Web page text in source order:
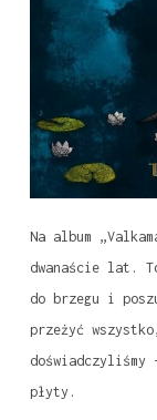
Na album
dwanaście lat.
do brzegu i
przeżyć
doświadczyliśmy
płyty.